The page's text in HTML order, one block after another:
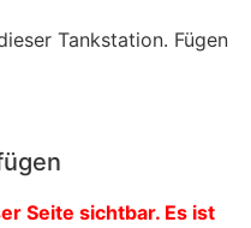
Tankstation. Fügen
Seite sichtbar. Es ist